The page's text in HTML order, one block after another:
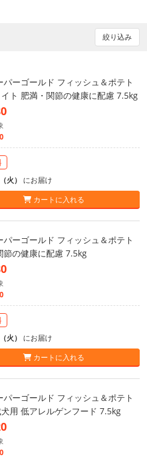
絞り込み
パーゴールド フィッシュ＆ポテト
ト 肥満・関節の健康に配慮 7.5kg
火） にお届け
カートに入れる
パーゴールド フィッシュ＆ポテト
節の健康に配慮 7.5kg
火） にお届け
カートに入れる
パーゴールド フィッシュ＆ポテト
用 低アレルゲンフード 7.5kg